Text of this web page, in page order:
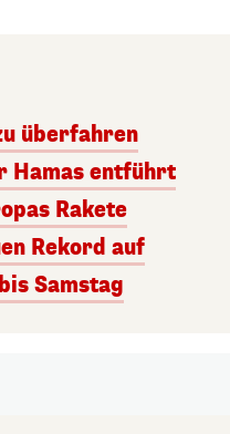
überfahren
Hamas entführt
Rakete
Rekord auf
Samstag